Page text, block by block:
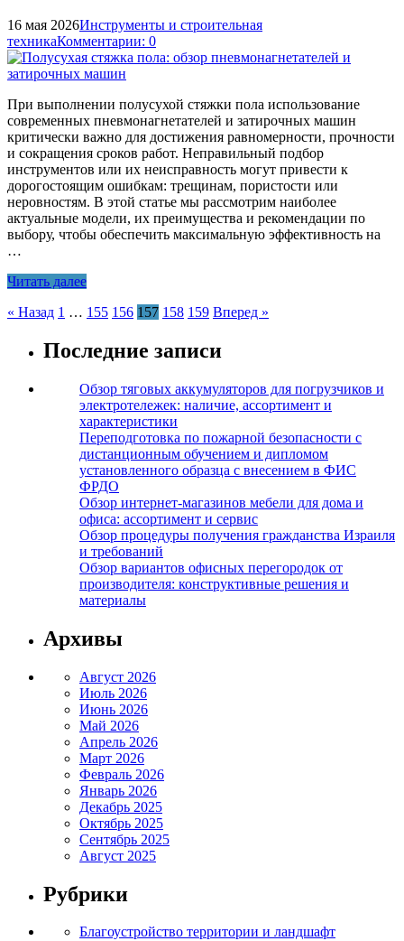
16 мая 2026Инструменты и строительная
техникаКомментарии: 0
При выполнении полусухой стяжки пола использование
современных пневмонагнетателей и затирочных машин
критически важно для достижения равномерности, прочности
и сокращения сроков работ. Неправильный подбор
инструментов или их неисправность могут привести к
дорогостоящим ошибкам: трещинам, пористости или
неровностям. В этой статье мы рассмотрим наиболее
актуальные модели, их преимущества и рекомендации по
выбору, чтобы обеспечить максимальную эффективность на
…
Читать далее
Пагинация
записей
« Назад 1 … 155 156 157 158 159 Вперед »
Последние записи
Обзор тяговых аккумуляторов для погрузчиков и
электротележек: наличие, ассортимент и
характеристики
Переподготовка по пожарной безопасности с
дистанционным обучением и дипломом
установленного образца с внесением в ФИС
ФРДО
Обзор интернет-магазинов мебели для дома и
офиса: ассортимент и сервис
Обзор процедуры получения гражданства Израиля
и требований
Обзор вариантов офисных перегородок от
производителя: конструктивные решения и
материалы
Архивы
Август 2026
Июль 2026
Июнь 2026
Май 2026
Апрель 2026
Март 2026
Февраль 2026
Январь 2026
Декабрь 2025
Октябрь 2025
Сентябрь 2025
Август 2025
Рубрики
Благоустройство территории и ландшафт